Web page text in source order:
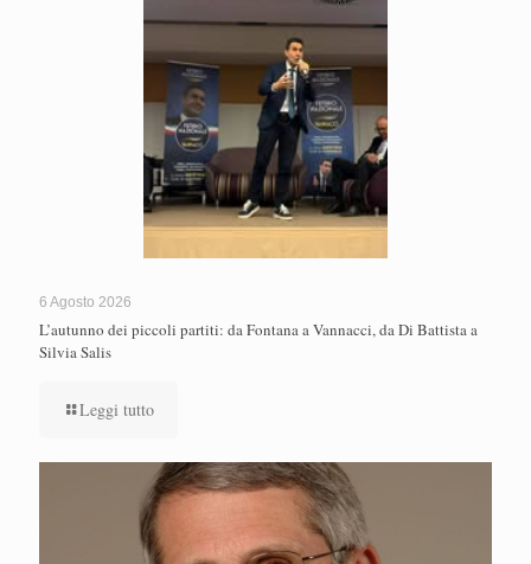
6 Agosto 2026
L’autunno dei piccoli partiti: da Fontana a Vannacci, da Di Battista a
Silvia Salis
Leggi tutto